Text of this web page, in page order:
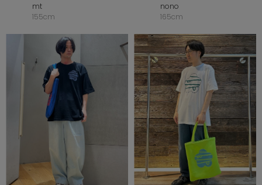
mt
155cm
nono
165cm